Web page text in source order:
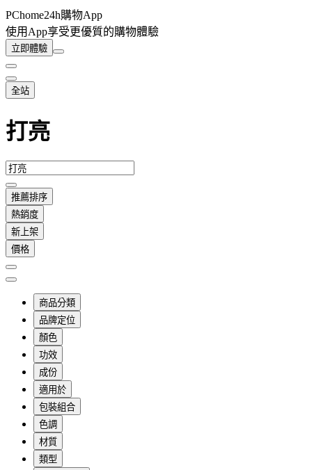
PChome24h購物App
使用App享受更優質的購物體驗
立即體驗
全站
打亮
推薦排序
熱銷度
新上架
價格
商品分類
品牌定位
顏色
功效
成份
適用於
包裝組合
色調
材質
類型